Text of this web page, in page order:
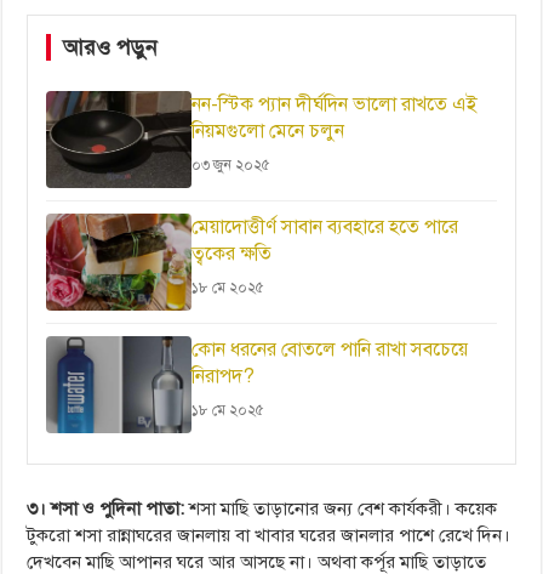
আরও পড়ুন
নন-স্টিক প্যান দীর্ঘদিন ভালো রাখতে এই
নিয়মগুলো মেনে চলুন
০৩ জুন ২০২৫
মেয়াদোত্তীর্ণ সাবান ব্যবহারে হতে পারে
ত্বকের ক্ষতি
১৮ মে ২০২৫
কোন ধরনের বোতলে পানি রাখা সবচেয়ে
নিরাপদ?
১৮ মে ২০২৫
৩। শসা ও পুদিনা পাতা:শসা মাছি তাড়ানোর জন্য বেশ কার্যকরী। কয়েক
টুকরো শসা রান্নাঘরের জানলায় বা খাবার ঘরের জানলার পাশে রেখে দিন।
দেখবেন মাছি আপানর ঘরে আর আসছে না। অথবা কর্পূর মাছি তাড়াতে